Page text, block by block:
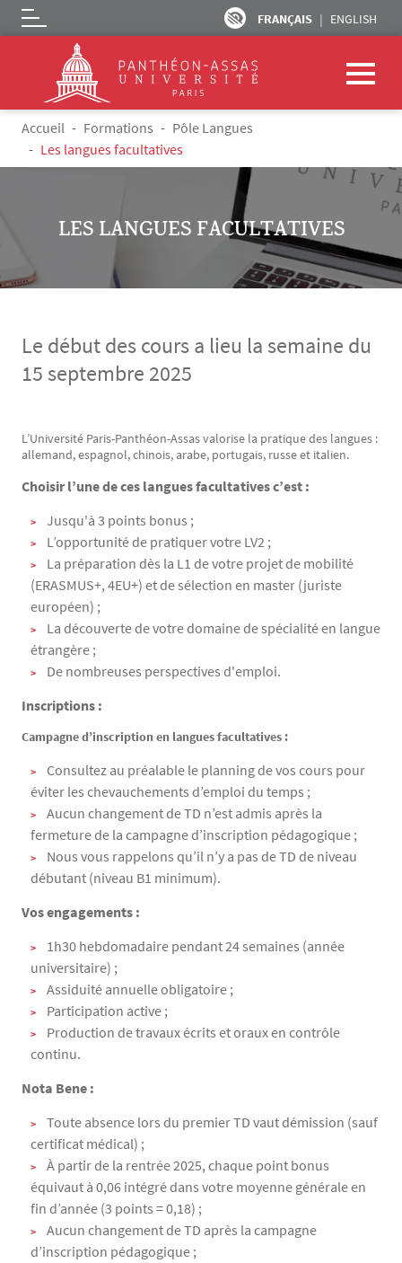
Aller au contenu principal
FRANÇAIS ENGLISH
Logo
Fil d'Ariane
Accueil Formations
Pôle Langues
Les langues facultatives
LES LANGUES FACULTATIVES
Le début des cours a lieu la semaine du
15 septembre 2025
Texte
L’Université Paris-Panthéon-Assas valorise la pratique des langues :
allemand, espagnol, chinois, arabe, portugais, russe et italien.
Choisir l’une de ces langues facultatives c’est :
Jusqu'à 3 points bonus ;
L’opportunité de pratiquer votre LV2 ;
La préparation dès la L1 de votre projet de mobilité
(ERASMUS+, 4EU+) et de sélection en master (juriste
européen) ;
La découverte de votre domaine de spécialité en langue
étrangère ;
De nombreuses perspectives d'emploi.
Inscriptions :
Campagne d’inscription en langues facultatives :
Consultez au préalable le planning de vos cours pour
éviter les chevauchements d’emploi du temps ;
Aucun changement de TD n’est admis après la
fermeture de la campagne d’inscription pédagogique ;
Nous vous rappelons qu’il n’y a pas de TD de niveau
débutant (niveau B1 minimum).
Vos engagements :
1h30 hebdomadaire pendant 24 semaines (année
universitaire) ;
Assiduité annuelle obligatoire ;
Participation active ;
Production de travaux écrits et oraux en contrôle
continu.
Nota Bene :
Toute absence lors du premier TD vaut démission (sauf
certificat médical) ;
À partir de la rentrée 2025, chaque point bonus
équivaut à 0,06 intégré dans votre moyenne générale en
fin d’année (3 points = 0,18) ;
Aucun changement de TD après la campagne
d’inscription pédagogique ;